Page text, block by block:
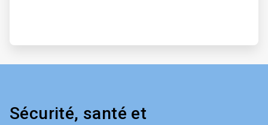
Sécurité, santé et